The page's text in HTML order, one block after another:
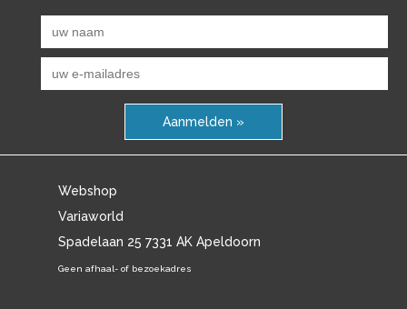
Aanmelden »
Webshop
Variaworld
Spadelaan 25 7331 AK Apeldoorn
Geen afhaal- of bezoekadres